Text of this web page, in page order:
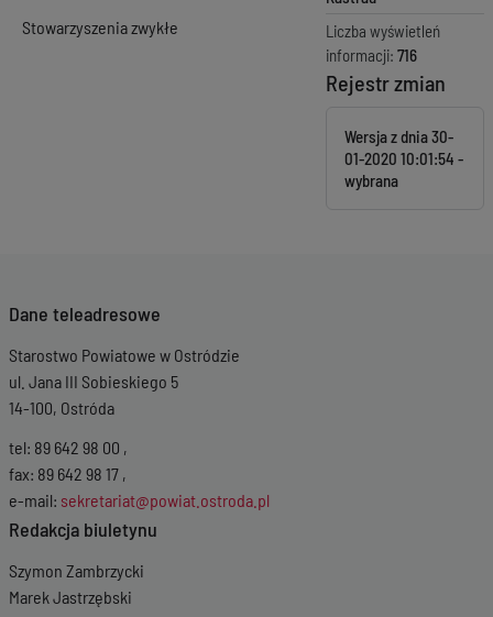
Stowarzyszenia zwykłe
Liczba wyświetleń
informacji: 716
Rejestr zmian
Wersja z dnia30-
01-2020 10:01:54
Dane teleadresowe
Starostwo Powiatowe w Ostródzie
ul. Jana III Sobieskiego 5
14-100, Ostróda
tel: 89 642 98 00 ,
fax: 89 642 98 17 ,
e-mail: sekretariat@powiat.ostroda.pl
Redakcja biuletynu
Szymon Zambrzycki
Marek Jastrzębski